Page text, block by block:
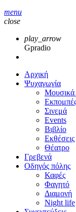
menu
close
play_arrow
Gpradio
Αρχική
Ψυχαγωγία
Σινεμά
Events
Βιβλίο
Εκθέσεις
Θέατρο
Γρεβενά
Οδηγός πόλης
Καφές
Φαγητό
Διαμονή
Night life